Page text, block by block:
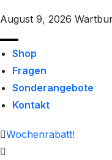
August 9, 2026
Shop
Fragen
Sonderangebote
Kontakt
Wochenrabatt!